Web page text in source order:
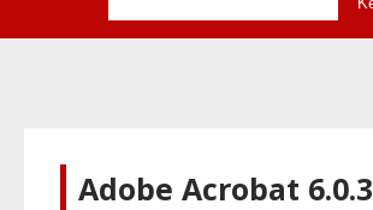
Adobe Acrobat 6.0.3